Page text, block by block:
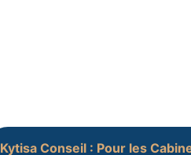
Kytisa Conseil : Pour les